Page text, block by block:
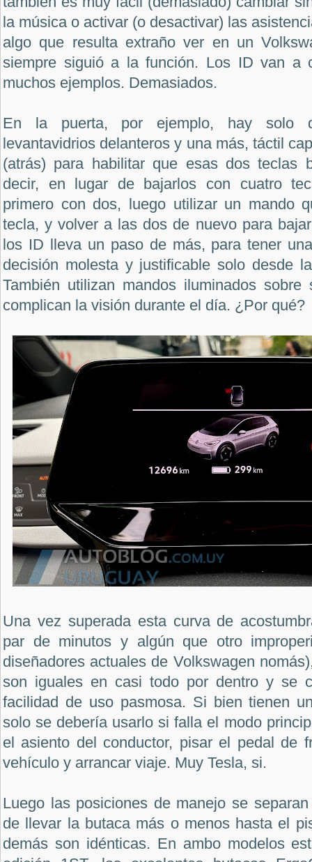
la música o activar (o desactivar) las
algo que resulta extraño ver en un
siempre siguió a la función. Los ID van a
muchos ejemplos. Demasiados.
En la puerta, por ejemplo, hay solo
levantavidrios delanteros y una más, táctil
(atrás) para habilitar que esas dos teclas
decir, en lugar de bajarlos con cuatro
primero con dos, luego utilizar un mando
tecla, y volver a las dos de nuevo para
los ID lleva un paso de más, para tener
decisión molesta y justificable solo desde
También utilizan mandos iluminados sobre
complican la visión durante el día. ¿Por qué?
Una vez superada esta curva de
par de minutos y algún que otro
diseñadores actuales de Volkswagen
son iguales en casi todo por dentro y se
facilidad de uso pasmosa. Si bien tienen
solo se debería usarlo si falla el modo
el asiento del conductor, pisar el pedal de
vehículo y arrancar viaje. Muy Tesla, si.
Luego las posiciones de manejo se
de llevar la butaca más o menos hasta el
demás son idénticas. En ambo modelos